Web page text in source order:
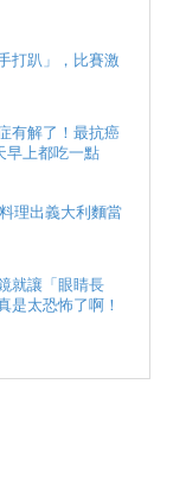
打趴」，比賽激
有解了！最抗癌
早上都吃一點
理出義大利麵當
就讓「眼睛長
是太恐怖了啊！